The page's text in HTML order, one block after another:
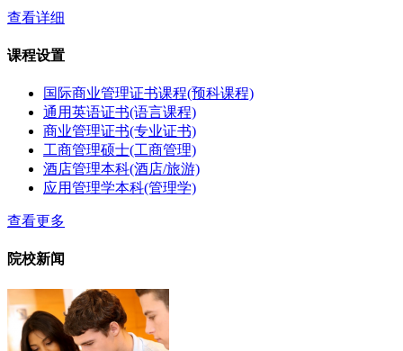
查看详细
课程设置
国际商业管理证书课程(预科课程)
通用英语证书(语言课程)
商业管理证书(专业证书)
工商管理硕士(工商管理)
酒店管理本科(酒店/旅游)
应用管理学本科(管理学)
查看更多
院校新闻